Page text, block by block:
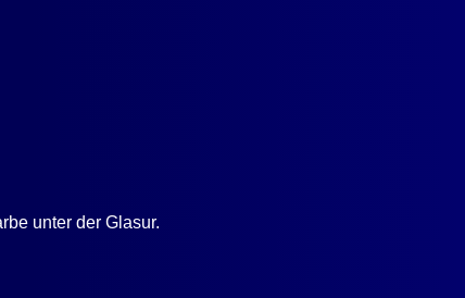
unter der Glasur.